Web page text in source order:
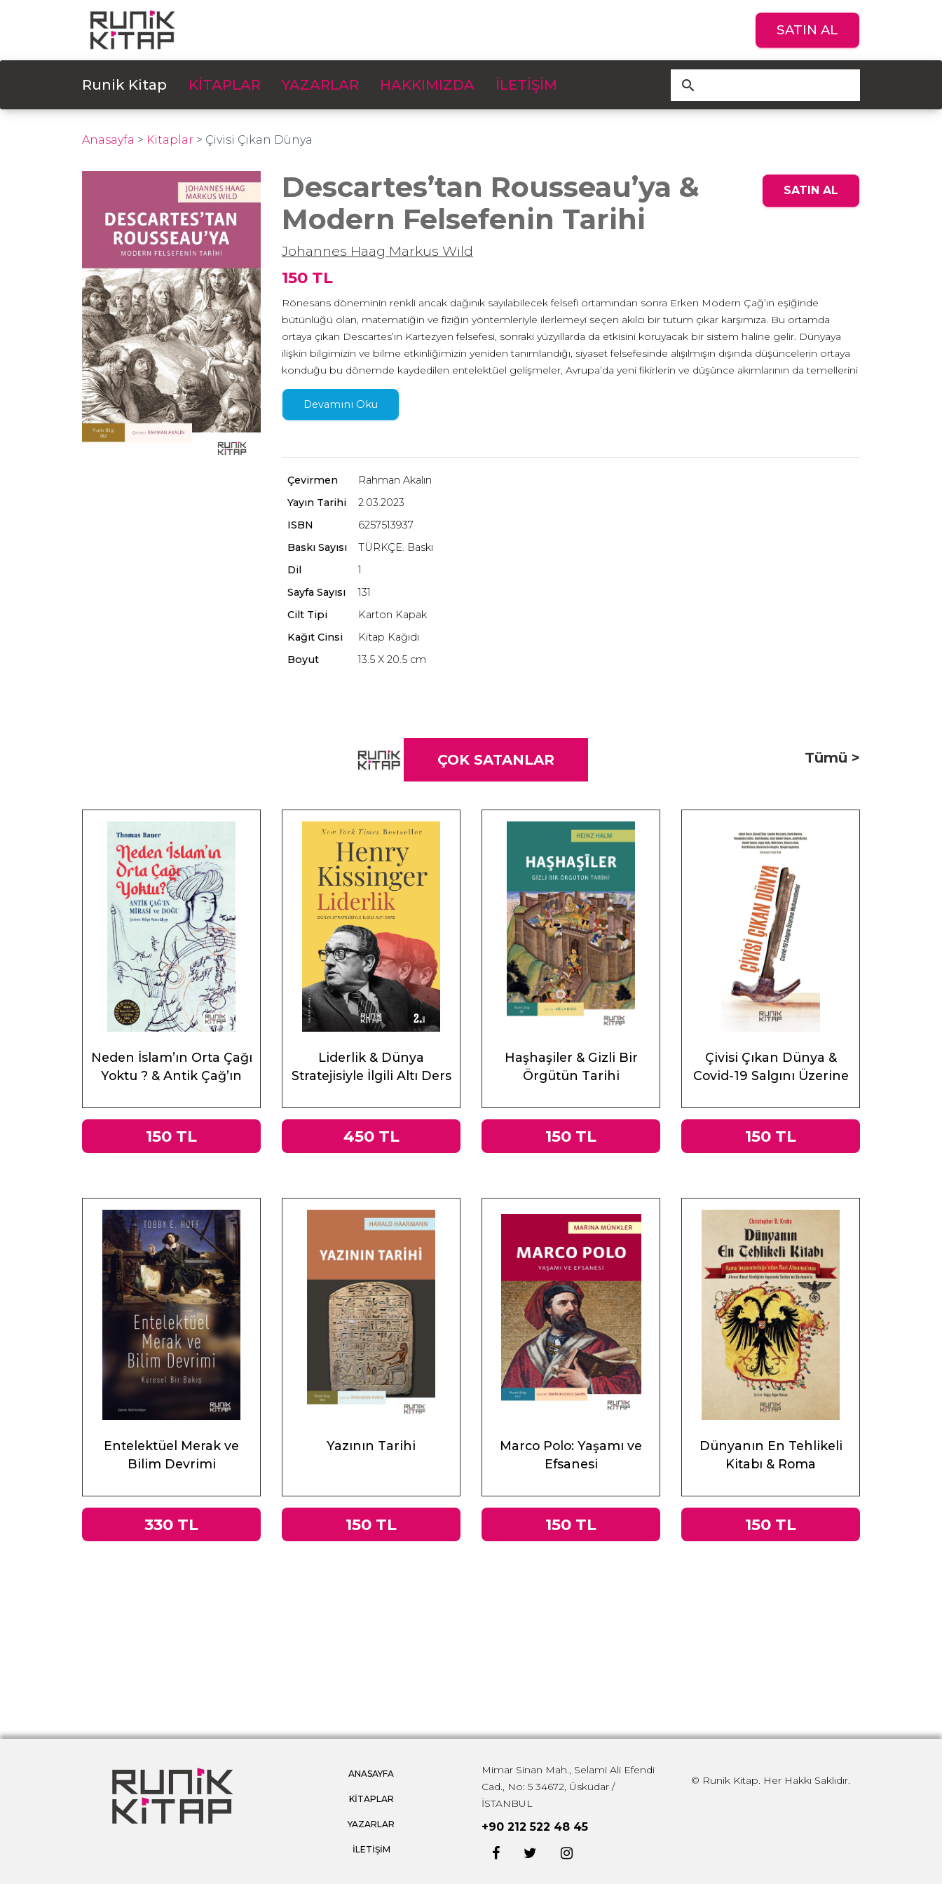
SATIN AL
Runik Kitap KİTAPLAR YAZARLAR HAKKIMIZDA İLETİŞİM search
Anasayfa > Kitaplar > Çivisi Çıkan Dünya
Descartes’tan Rousseau’ya &
Modern Felsefenin Tarihi
Johannes Haag Markus Wild
150 TL
SATIN AL
Rönesans döneminin renkli ancak dağınık sayılabilecek felsefi ortamından sonra Erken Modern Çağ’ın eşiğinde
bütünlüğü olan, matematiğin ve fiziğin yöntemleriyle ilerlemeyi seçen akılcı bir tutum çıkar karşımıza. Bu ortamda
ortaya çıkan Descartes’ın Kartezyen felsefesi, sonraki yüzyıllarda da etkisini koruyacak bir sistem haline gelir. Dünyaya
ilişkin bilgimizin ve bilme etkinliğimizin yeniden tanımlandığı, siyaset felsefesinde alışılmışın dışında düşüncelerin ortaya
konduğu bu dönemde kaydedilen entelektüel gelişmeler, Avrupa’da yeni fikirlerin ve düşünce akımlarının da temellerini
atmıştır. Johannes Haag ve Markus Wild’in kaleme aldığı bu kitap, Descartes’tan başlayarak Hobbes, Spinoza, Arnauld,
Malebranche, Locke, Rousseau, Leibniz, Berkeley, Hume, Smith ve Rousseau gibi filozofların ortaya koyduğu fikirler,
tartışmalar ve sistemler hakkında kısa ama yoğun bir anlatım sunuyor.
Devamını Oku
Çevirmen
Rahman Akalın
Yayın Tarihi
2.03.2023
ISBN
6257513937
Baskı Sayısı
TÜRKÇE. Baskı
Dil
1
Sayfa Sayısı
131
Cilt Tipi
Karton Kapak
Kağıt Cinsi
Kitap Kağıdı
Boyut
13.5 X 20.5 cm
ÇOK SATANLAR Tümü >
Neden İslam’ın Orta Çağı
Yoktu ? & Antik Çağ’ın
150 TL
Liderlik & Dünya
Stratejisiyle İlgili Altı Ders
450 TL
Haşhaşiler & Gizli Bir
Örgütün Tarihi
150 TL
Çivisi Çıkan Dünya &
Covid-19 Salgını Üzerine
150 TL
Entelektüel Merak ve
Bilim Devrimi
330 TL
Yazının Tarihi
150 TL
Marco Polo: Yaşamı ve
Efsanesi
150 TL
Dünyanın En Tehlikeli
Kitabı & Roma
Almanyası’na Tacitus’un
Germania’sı
150 TL
ANASAYFA
KİTAPLAR
YAZARLAR
İLETİŞİM
Mimar Sinan Mah., Selami Ali Efendi
Cad., No: 5 34672, Üsküdar /
İSTANBUL
+90 212 522 48 45
© Runik Kitap. Her Hakkı Saklıdır.